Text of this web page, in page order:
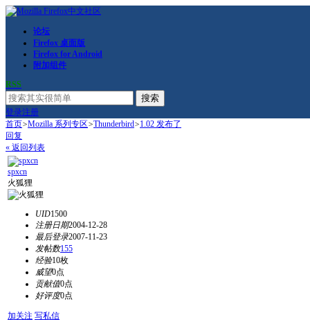
论坛
Firefox 桌面版
Firefox for Android
附加组件
RSS
搜索
登录注册
首页>Mozilla 系列专区>Thunderbird>1.02 发布了
回复
« 返回列表
spxcn
火狐狸
UID1500
注册日期2004-12-28
最后登录2007-11-23
发帖数155
经验10枚
威望0点
贡献值0点
好评度0点
加关注 写私信